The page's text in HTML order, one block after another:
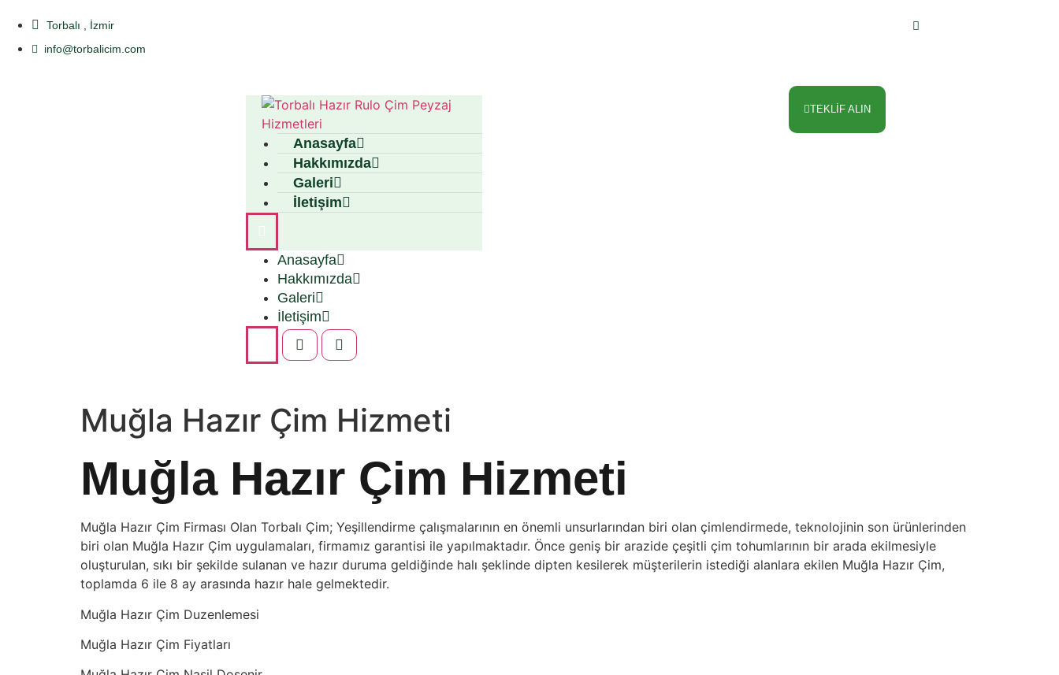
Torbalı , İzmir
info@torbalicim.com
Anasayfa
Hakkımızda
Galeri
İletişim
Anasayfa
Hakkımızda
Galeri
İletişim
TEKLİF ALIN
Muğla Hazır Çim Hizmeti
Muğla Hazır Çim Hizmeti
Muğla Hazır Çim Firması Olan Torbalı Çim; Yeşillendirme çalışmalarının en önemli unsurlarından biri olan çimlendirmede, teknolojinin son ürünlerinden
biri olan Muğla Hazır Çim uygulamaları, firmamız garantisi ile yapılmaktadır. Önce geniş bir arazide çeşitli çim tohumlarının bir arada ekilmesiyle
oluşturulan, sıkı bir şekilde sulanan ve hazır duruma geldiğinde halı şeklinde dipten kesilerek müşterilerin istediği alanlara ekilen Muğla Hazır Çim,
toplamda 6 ile 8 ay arasında hazır hale gelmektedir.
Muğla Hazır Çim Duzenlemesi
Muğla Hazır Çim Fiyatları